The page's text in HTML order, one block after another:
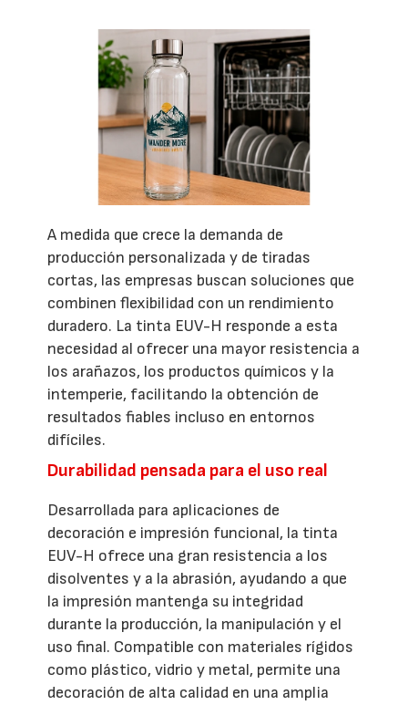
A medida que crece la demanda de
producción personalizada y de tiradas
cortas, las empresas buscan soluciones que
combinen flexibilidad con un rendimiento
duradero. La tinta EUV-H responde a esta
necesidad al ofrecer una mayor resistencia a
los arañazos, los productos químicos y la
intemperie, facilitando la obtención de
resultados fiables incluso en entornos
difíciles.
Durabilidad pensada para el uso real
Desarrollada para aplicaciones de
decoración e impresión funcional, la tinta
EUV-H ofrece una gran resistencia a los
disolventes y a la abrasión, ayudando a que
la impresión mantenga su integridad
durante la producción, la manipulación y el
uso final. Compatible con materiales rígidos
como plástico, vidrio y metal, permite una
decoración de alta calidad en una amplia